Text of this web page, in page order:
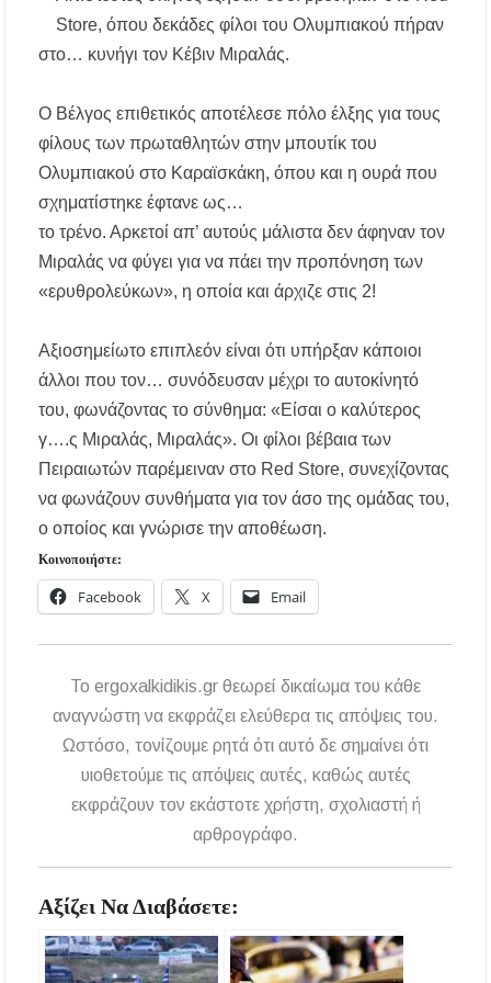
αιτήσεις – Ποιοι υποβάλλουν σήμερα αίτηση
ανά ΑΦΜ
Γοματίου με οδικό έργο 500.000 €
εκτός έδρας τμήματος Σ.Α.Ε.Κ. στον Πολύγυρο
– Ένα σημαντικό βήμα για την πλήρη
επαναλειτουργία της δομής»
Η Κεντρική Μακεδονία ανοίγει τον δρόμο του
οινοτουρισμού σε Ηνωμένο Βασίλειο και
Αυστραλία
Χαλκιδική: Πυρκαγιά σε γαλλική θαλαμηγό
κινητοποίηση Λιμενικού και Πυροσβεστικής
ΑΠ. ΠΑΝΑΣ: «Η ΧΑΛΚΙΔΙΚΗ ΧΡΕΙΑΖΕΤΑΙ
ΔΙΑΒΡΩΣΗ, ΟΧΙ ΑΠΟΣΠΑΣΜΑΤΙΚΕΣ
ΠΑΡΕΜΒΑΣΕΙΣ
Το πρώτο Puppy Yoga έρχεται στην Χαλκιδική!
Ανοίγουν 40 θέσεις εργασίας στον Δήμο
Χαλκιδική: Συνελήφθη 46χρονος επειδή
επέτρεψε στον ανήλικο γιο του να οδηγήσει
τζετ σκι
Η γενιά των 45+ επιστρέφει στα μπαρ: Το νέο
κοινό που γεμίζει τις πίστες πριν τις 8 το βράδυ
Βαριές καμπάνες για ιδιοκτήτες σκύλων χωρίς
Έως 500€ τον μήνα για τη φροντίδα βρεφών:
Ποιοι γονείς μπορούν να λάβουν voucher από τη
δράση «Νταντάδες της Γειτονιάς»
Store, όπου δεκάδες φίλοι του Ολυμπιακού πήραν
στο… κυνήγι τον Κέβιν Μιραλάς.
Ο Βέλγος επιθετικός αποτέλεσε πόλο έλξης για τους
φίλους των πρωταθλητών στην μπουτίκ του
Ολυμπιακού στο Καραϊσκάκη, όπου και η ουρά που
σχηματίστηκε έφτανε ως…
το τρένο. Αρκετοί απ’ αυτούς μάλιστα δεν άφηναν τον
Μιραλάς να φύγει για να πάει την προπόνηση των
«ερυθρολεύκων», η οποία και άρχιζε στις 2!
Αξιοσημείωτο επιπλεόν είναι ότι υπήρξαν κάποιοι
άλλοι που τον… συνόδευσαν μέχρι το αυτοκίνητό
του, φωνάζοντας το σύνθημα: «Είσαι ο καλύτερος
γ….ς Μιραλάς, Μιραλάς». Οι φίλοι βέβαια των
Πειραιωτών παρέμειναν στο Red Store, συνεχίζοντας
να φωνάζουν συνθήματα για τον άσο της ομάδας του,
ο οποίος και γνώρισε την αποθέωση.
Κοινοποιήστε:
Facebook X Email
To ergoxalkidikis.gr θεωρεί δικαίωμα του κάθε
αναγνώστη να εκφράζει ελεύθερα τις απόψεις του.
Ωστόσο, τονίζουμε ρητά ότι αυτό δε σημαίνει ότι
υιοθετούμε τις απόψεις αυτές, καθώς αυτές
εκφράζουν τον εκάστοτε χρήστη, σχολιαστή ή
αρθρογράφο.
Αξίζει Να Διαβάσετε: